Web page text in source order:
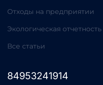
Отходы на предприятии
Экологическая отчетность
Все статьи
84953241914